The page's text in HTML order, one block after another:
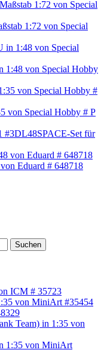
1:72 von Special
1:48 von Special Hobby
von Special Hobby # P
SPACE-Set für
Eduard # 648718
Suchen
ICM # 35723
von MiniArt #35454
Team) in 1:35 von
1:35 von MiniArt